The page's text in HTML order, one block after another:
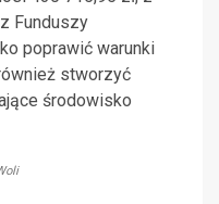
Funduszy
poprawić warunki
stworzyć
środowisko